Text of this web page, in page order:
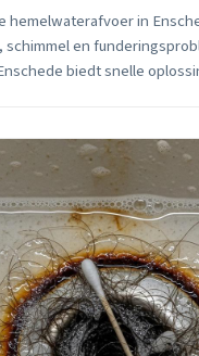
hemelwaterafvoer in
en
biedt snelle